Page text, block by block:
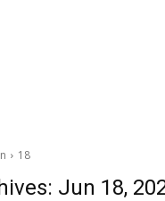
18
Jun 18,